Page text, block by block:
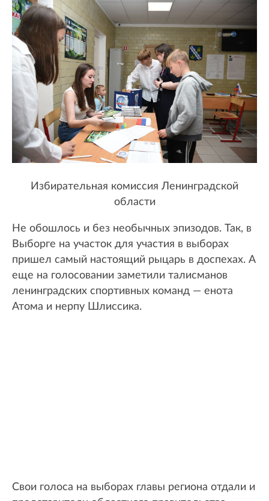
Избирательная комиссия Ленинградской
области
Не обошлось и без необычных эпизодов. Так, в
Выборге на участок для участия в выборах
пришел самый настоящий рыцарь в доспехах. А
еще на голосовании заметили талисманов
ленинградских спортивных команд — енота
Атома и нерпу Шлиссика.
Свои голоса на выборах главы региона отдали и